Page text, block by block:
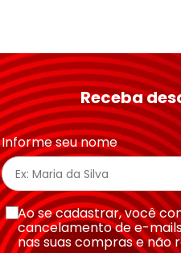
Receba
Informe seu nome
Ao se cadastrar, você
cancelamento de e-
nas suas compras e não